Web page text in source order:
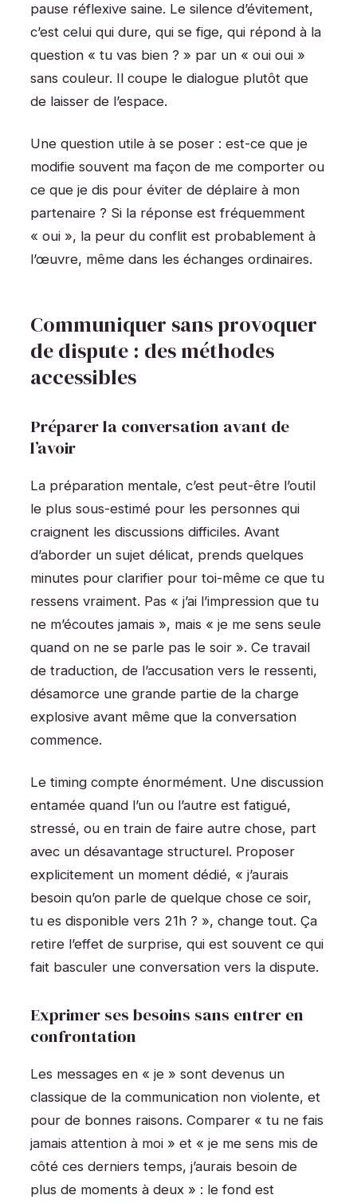
pause réflexive saine. Le silence d’évitement,
c’est celui qui dure, qui se fige, qui répond à la
question « tu vas bien ? » par un « oui oui »
sans couleur. Il coupe le dialogue plutôt que
de laisser de l’espace.
Une question utile à se poser : est-ce que je
modifie souvent ma façon de me comporter ou
ce que je dis pour éviter de déplaire à mon
partenaire ? Si la réponse est fréquemment
« oui », la peur du conflit est probablement à
l’œuvre, même dans les échanges ordinaires.
Communiquer sans provoquer
de dispute : des méthodes
accessibles
Préparer la conversation avant de
l’avoir
La préparation mentale, c’est peut-être l’outil
le plus sous-estimé pour les personnes qui
craignent les discussions difficiles. Avant
d’aborder un sujet délicat, prends quelques
minutes pour clarifier pour toi-même ce que tu
ressens vraiment. Pas « j’ai l’impression que tu
ne m’écoutes jamais », mais « je me sens seule
quand on ne se parle pas le soir ». Ce travail
de traduction, de l’accusation vers le ressenti,
désamorce une grande partie de la charge
explosive avant même que la conversation
commence.
Le timing compte énormément. Une discussion
entamée quand l’un ou l’autre est fatigué,
stressé, ou en train de faire autre chose, part
avec un désavantage structurel. Proposer
explicitement un moment dédié, « j’aurais
besoin qu’on parle de quelque chose ce soir,
tu es disponible vers 21h ? », change tout. Ça
retire l’effet de surprise, qui est souvent ce qui
fait basculer une conversation vers la dispute.
Exprimer ses besoins sans entrer en
confrontation
Les messages en « je » sont devenus un
classique de la communication non violente, et
pour de bonnes raisons. Comparer « tu ne fais
jamais attention à moi » et « je me sens mis de
côté ces derniers temps, j’aurais besoin de
plus de moments à deux » : le fond est